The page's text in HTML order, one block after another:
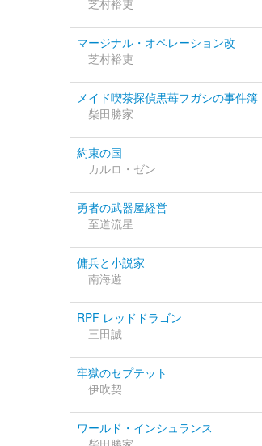
芝村裕吏
マージナル・オペレーション改
芝村裕吏
メイド喫茶探偵黒苺フガシの事件簿
柴田勝家
約束の国
カルロ・ゼン
勇者の武器屋経営
至道流星
傭兵と小説家
南海遊
RPF レッドドラゴン
三田誠
牢獄のセプテット
伊吹契
ワールド・インシュランス